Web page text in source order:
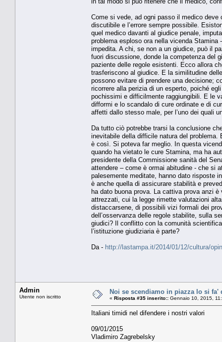
Come si vede, ad ogni passo il medico
discutibile e l’errore sempre possibile.
quel medico davanti al giudice penale,
problema esploso ora nella vicenda
impedita. A chi, se non a un giudice, può il
fuori discussione, donde la competenza del
paziente delle regole esistenti. Ecco allora
trasferiscono al giudice. E la similitudine
possono evitare di prendere una decisione;
ricorrere alla perizia di un esperto, poiché
pochissimi e difficilmente raggiungibili. E le
difformi e lo scandalo di cure ordinate e di
affetti dallo stesso male, per l’uno dei quali
Da tutto ciò potrebbe trarsi la conclusione
inevitabile della difficile natura del
è così. Si poteva far meglio. In questa
quando ha vietato le cure Stamina, ma ha
presidente della Commissione sanità del
attendere – come è ormai abitudine - che si
palesemente meditate, hanno dato risposte
è anche quella di assicurare stabilità e
ha dato buona prova. La cattiva prova anzi
attrezzati, cui la legge rimette valutazioni
distaccarsene, di possibili vizi formali dei
dell’osservanza delle regole stabilite, sulla
giudici? Il conflitto con la comunità
l’istituzione giudiziaria è parte?
Da - http://lastampa.it/2014/01/12/cultura/
Admin
Utente non iscritto
Noi se scendiamo in piazza lo si
« Risposta #35 inserito:: Gennaio 10, 2015,
Italiani timidi nel difendere i nostri valori
09/01/2015
Vladimiro Zagrebelsky